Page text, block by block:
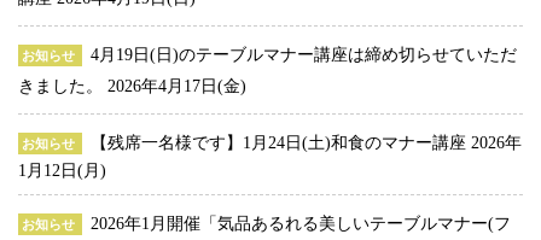
お知らせ
4月19日(日)のテーブルマナー講座は締め切らせていただ
きました。 2026年4月17日(金)
お知らせ 【残席一名様です】1月24日(土)和食のマナー講座 2026年
1月12日(月)
お知らせ
2026年1月開催「気品あるれる美しいテーブルマナー(フ